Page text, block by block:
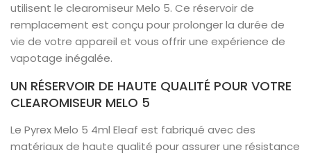
utilisent le clearomiseur Melo 5. Ce réservoir de
remplacement est conçu pour prolonger la durée de
vie de votre appareil et vous offrir une expérience de
vapotage inégalée.
UN RÉSERVOIR DE HAUTE QUALITÉ POUR VOTRE
CLEAROMISEUR MELO 5
Le Pyrex Melo 5 4ml Eleaf est fabriqué avec des
matériaux de haute qualité pour assurer une résistance